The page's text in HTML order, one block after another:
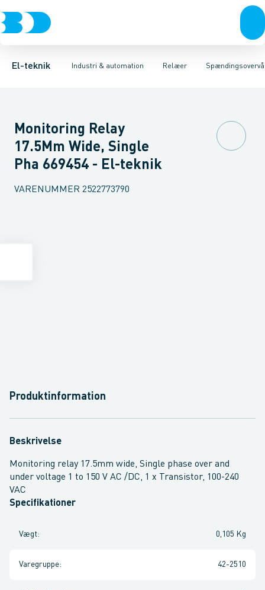
El-teknik Industri & automation
Afbrydere, stikkontakter & lampeudtagForgreningsmateriel
Relæer
Industristiksystemer Frekvensomformere og softstartere
TidsrelæTemperaturovervågningsrelæ
Monitoring Relay
17.5Mm Wide, Single
Pha 669454 - El-teknik
VARENUMMER 2522773790
Produktinformation
Beskrivelse
Monitoring relay 17.5mm wide, Single phase over and
under voltage 1 to 150 V AC /DC, 1 x Transistor, 100-240
VAC
Specifikationer
Vægt: 0,105 Kg
Varegruppe: 42-2510